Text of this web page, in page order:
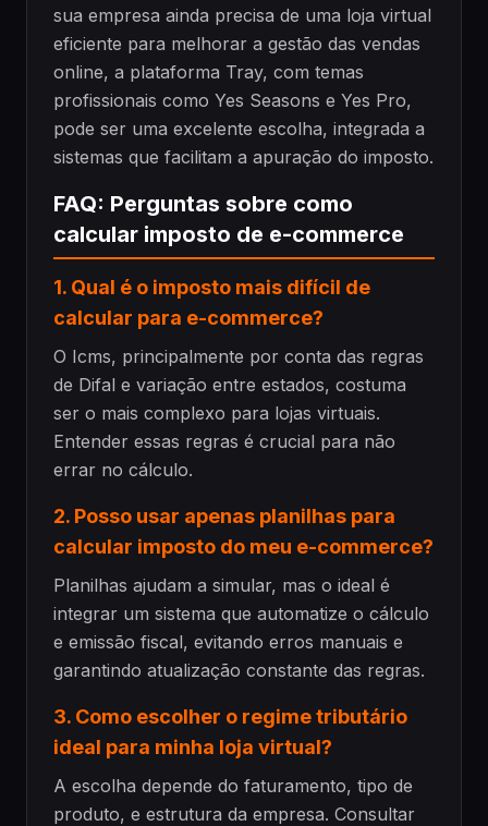
sua empresa ainda precisa de uma loja virtual
eficiente para melhorar a gestão das vendas
online, a plataforma Tray, com temas
profissionais como Yes Seasons e Yes Pro,
pode ser uma excelente escolha, integrada a
sistemas que facilitam a apuração do imposto.
FAQ: Perguntas sobre como
calcular imposto de e-commerce
1. Qual é o imposto mais difícil de
calcular para e-commerce?
O Icms, principalmente por conta das regras
de Difal e variação entre estados, costuma
ser o mais complexo para lojas virtuais.
Entender essas regras é crucial para não
errar no cálculo.
2. Posso usar apenas planilhas para
calcular imposto do meu e-commerce?
Planilhas ajudam a simular, mas o ideal é
integrar um sistema que automatize o cálculo
e emissão fiscal, evitando erros manuais e
garantindo atualização constante das regras.
3. Como escolher o regime tributário
ideal para minha loja virtual?
A escolha depende do faturamento, tipo de
produto, e estrutura da empresa. Consultar